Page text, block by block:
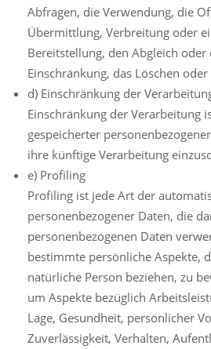
Abfragen, die Verwendung, die
Übermittlung, Verbreitung oder
Bereitstellung, den Abgleich
Einschränkung, das Löschen
d) Einschränkung der
Einschränkung der Verarbeitung
gespeicherter
ihre künftige Verarbeitung
e) Profiling
Profiling ist jede Art der
personenbezogener Daten, die
personenbezogenen Daten
bestimmte persönliche Aspekte,
natürliche Person beziehen, zu
um Aspekte bezüglich
Lage, Gesundheit, persönlicher
Zuverlässigkeit, Verhalten,